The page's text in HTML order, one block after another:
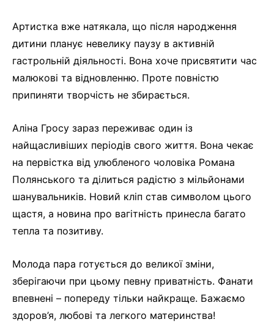
Артистка вже натякала, що після народження
дитини планує невелику паузу в активній
гастрольній діяльності. Вона хоче присвятити час
малюкові та відновленню. Проте повністю
припиняти творчість не збирається.
Аліна Гросу зараз переживає один із
найщасливіших періодів свого життя. Вона чекає
на первістка від улюбленого чоловіка Романа
Полянського та ділиться радістю з мільйонами
шанувальників. Новий кліп став символом цього
щастя, а новина про вагітність принесла багато
тепла та позитиву.
Молода пара готується до великої зміни,
зберігаючи при цьому певну приватність. Фанати
впевнені – попереду тільки найкраще. Бажаємо
здоров’я, любові та легкого материнства!